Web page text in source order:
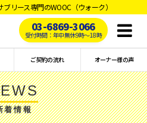
リース専門のWOOC（ウォーク）
03-6869-3066
受付時間：年中無休9時〜18時
ご契約の流れ オーナー様の声
着情報